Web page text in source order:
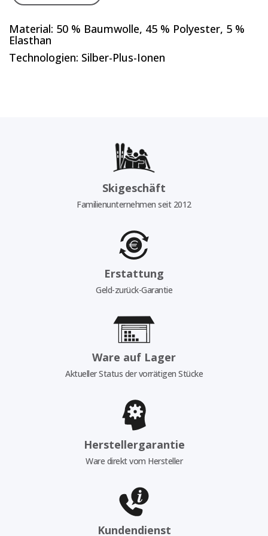
Material: 50 % Baumwolle, 45 % Polyester, 5 %
Elasthan
Technologien: Silber-Plus-Ionen
Skigeschäft
Familienunternehmen seit 2012
Erstattung
Geld-zurück-Garantie
Ware auf Lager
Aktueller Status der vorrätigen Stücke
Herstellergarantie
Ware direkt vom Hersteller
Kundendienst